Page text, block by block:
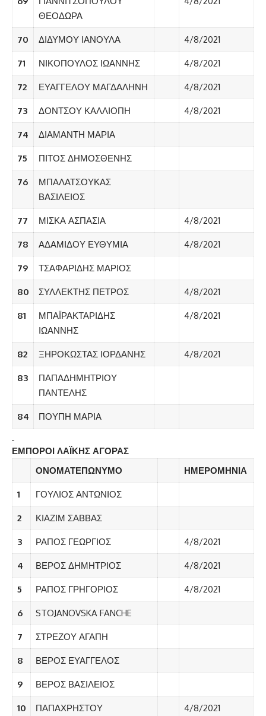
ΘΕΟΔΩΡΑ
70 ΔΙΔΥΜΟΥ ΙΑΝΟΥΛΑ 4/8/2021
71 ΝΙΚΟΠΟΥΛΟΣ ΙΩΑΝΝΗΣ 4/8/2021
72 ΕΥΑΓΓΕΛΟΥ ΜΑΓΔΑΛΗΝΗ 4/8/2021
73 ΔΟΝΤΣΟΥ ΚΑΛΛΙΟΠΗ 4/8/2021
74 ΔΙΑΜΑΝΤΗ ΜΑΡΙΑ
75 ΠΙΤΟΣ ΔΗΜΟΣΘΕΝΗΣ
76
ΜΠΑΛΑΤΣΟΥΚΑΣ
ΒΑΣΙΛΕΙΟΣ
77 ΜΙΣΚΑ ΑΣΠΑΣΙΑ 4/8/2021
78 ΑΔΑΜΙΔΟΥ ΕΥΘΥΜΙΑ 4/8/2021
79 ΤΣΑΦΑΡΙΔΗΣ ΜΑΡΙΟΣ
80 ΣΥΛΛΕΚΤΗΣ ΠΕΤΡΟΣ 4/8/2021
81
ΜΠΑΪΡΑΚΤΑΡΙΔΗΣ
ΙΩΑΝΝΗΣ
4/8/2021
82 ΞΗΡΟΚΩΣΤΑΣ ΙΟΡΔΑΝΗΣ 4/8/2021
83
ΠΑΠΑΔΗΜΗΤΡΙΟΥ
ΠΑΝΤΕΛΗΣ
84 ΠΟΥΠΗ ΜΑΡΙΑ
ΕΜΠΟΡΟΙ ΛΑΪΚΗΣ ΑΓΟΡΑΣ
ΟΝΟΜΑΤΕΠΩΝΥΜΟ
ΗΜΕΡΟΜΗΝΙΑ
1 ΓΟΥΛΙΟΣ ΑΝΤΩΝΙΟΣ
2 ΚΙΑΖΙΜ ΣΑΒΒΑΣ
3 ΡΑΠΟΣ ΓΕΩΡΓΙΟΣ 4/8/2021
4 ΒΕΡΟΣ ΔΗΜΗΤΡΙΟΣ 4/8/2021
5 ΡΑΠΟΣ ΓΡΗΓΟΡΙΟΣ 4/8/2021
6 STOJANOVSKA FANCHE
7 ΣΤΡΕΖΟΥ ΑΓΑΠΗ
8 ΒΕΡΟΣ ΕΥΑΓΓΕΛΟΣ
9 ΒΕΡΟΣ ΒΑΣΙΛΕΙΟΣ
10
ΠΑΠΑΧΡΗΣΤΟΥ
4/8/2021